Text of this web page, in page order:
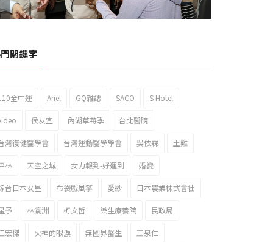
關鍵字
全中運 Ariel GQ雜誌 SACO S Hotel
侯友宜 內湖草莓季 台北醫院
灣復健醫學會 台灣運動醫學學會 吳依霖 土雞
林 天空之城 女力報到-好運到 婚變
台日本女星 布袋戲風箏 愛紗 日本農業株式會社
予 林瀛洲 柯文哲 樂生療養院 民政局
宏傑 火神的眼淚 無國界醫生 王泉仁